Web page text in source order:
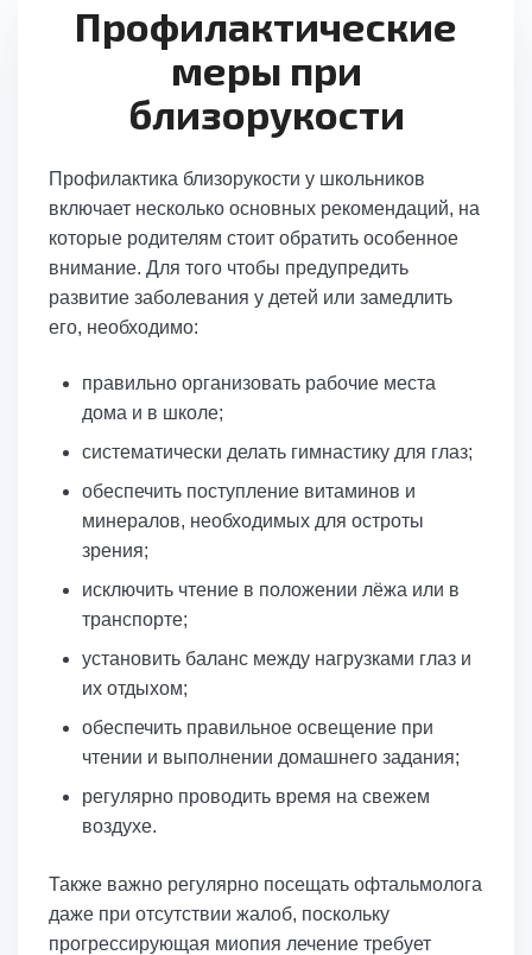
Профилактические
меры при
близорукости
Профилактика близорукости у школьников
включает несколько основных рекомендаций, на
которые родителям стоит обратить особенное
внимание. Для того чтобы предупредить
развитие заболевания у детей или замедлить
его, необходимо:
правильно организовать рабочие места
дома и в школе;
систематически делать гимнастику для глаз;
обеспечить поступление витаминов и
минералов, необходимых для остроты
зрения;
исключить чтение в положении лёжа или в
транспорте;
установить баланс между нагрузками глаз и
их отдыхом;
обеспечить правильное освещение при
чтении и выполнении домашнего задания;
регулярно проводить время на свежем
воздухе.
Также важно регулярно посещать офтальмолога
даже при отсутствии жалоб, поскольку
прогрессирующая миопия лечение требует